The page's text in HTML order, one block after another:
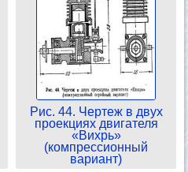
Рис. 44. Чертеж в двух
проекциях двигателя
«Вихрь»
(компрессионный
вариант)